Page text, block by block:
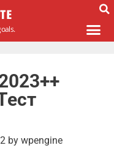
by wpengine